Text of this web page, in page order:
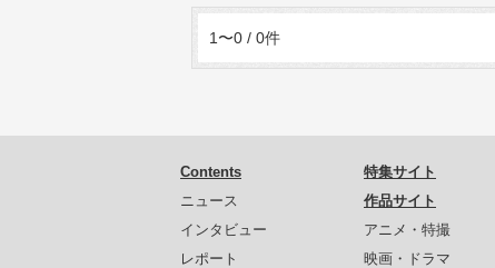
1〜0 / 0件
Contents
ニュース
インタビュー
レポート
特集サイト
作品サイト
アニメ・特撮
映画・ドラマ